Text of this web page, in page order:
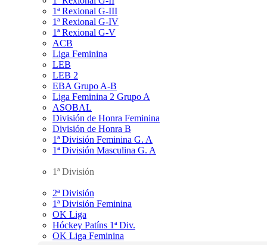
1ª Rexional G-III
1ª Rexional G-IV
1ª Rexional G-V
ACB
Liga Feminina
LEB
LEB 2
EBA Grupo A-B
Liga Feminina 2 Grupo A
ASOBAL
División de Honra Feminina
División de Honra B
1ª División Feminina G. A
1ª División Masculina G. A
1ª División
2ª División
1ª División Feminina
OK Liga
Hóckey Patíns 1ª Div.
OK Liga Feminina